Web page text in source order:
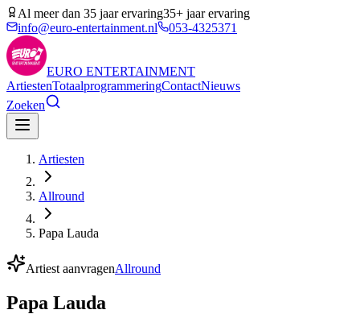
Al meer dan 35 jaar ervaring35+ jaar ervaring
info@euro-entertainment.nl
053-4325371
EURO ENTERTAINMENT
ArtiestenTotaalprogrammeringContactNieuws
Zoeken
Artiesten
Allround
Papa Lauda
Artiest aanvragenAllround
Papa Lauda